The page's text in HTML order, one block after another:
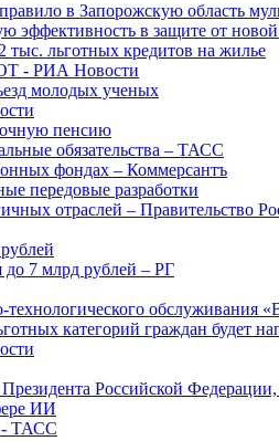
в Запорожскую область
эффективность в защите от
тыс. льготных кредитов на жилье
- РИА Новости
молодых ученых
пенсию
обязательства – ТАСС
фондах – Коммерсантъ
передовые разработки
отраслей – Правительство
до 7 млрд рублей – РГ
обслуживания
категорий граждан будет
Российской Федерации,
ИИ
- ТАСС